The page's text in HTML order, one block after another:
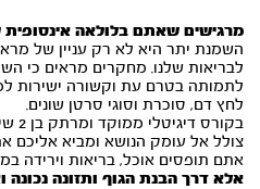
מרגישים שאתם בלולאה
השמנת יתר היא לא רק עניין של
לבריאות שלנו. מחקרים מראים כי
לתמותה בטרם עת וקשורה ישירות
לחץ דם, סוכרת וסוגי סרטן שונים.
צולל אל עומק הנושא ומביא
אתם תופסים אוכל, בריאות וירידה
אלא דרך הבנת הגוף ותזונה נכונה